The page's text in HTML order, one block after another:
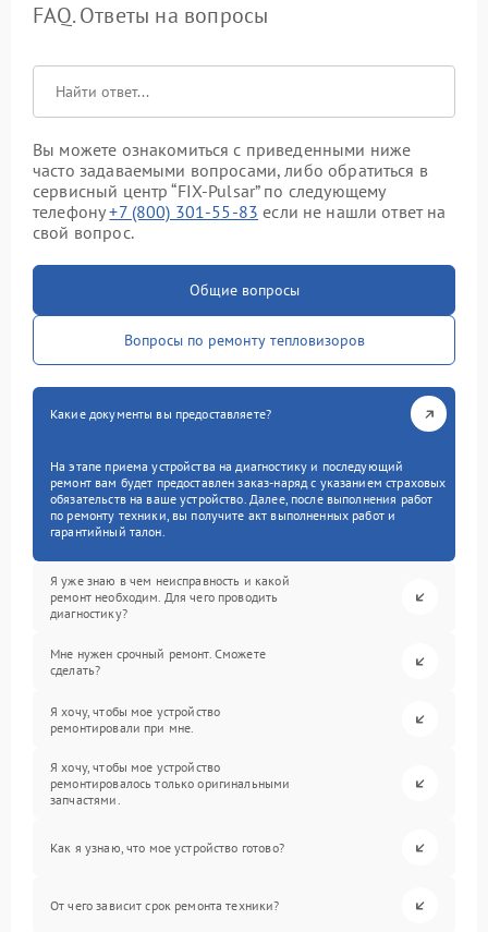
FAQ. Ответы на вопросы
Вы можете ознакомиться с приведенными ниже
часто задаваемыми вопросами, либо обратиться в
сервисный центр “FIX-Pulsar” по следующему
телефону+7 (800) 301-55-83 если не нашли ответ на
свой вопрос.
Общие вопросы
Вопросы по ремонту тепловизоров
Какие документы вы предоставляете?
На этапе приема устройства на диагностику и последующий
ремонт вам будет предоставлен заказ-наряд с указанием страховых
обязательств на ваше устройство. Далее, после выполнения работ
по ремонту техники, вы получите акт выполненных работ и
гарантийный талон.
Я уже знаю в чем неисправность и какой
ремонт необходим. Для чего проводить
диагностику?
Мне нужен срочный ремонт. Сможете
сделать?
Я хочу, чтобы мое устройство
ремонтировали при мне.
Я хочу, чтобы мое устройство
ремонтировалось только оригинальными
запчастями.
Как я узнаю, что мое устройство готово?
От чего зависит срок ремонта техники?